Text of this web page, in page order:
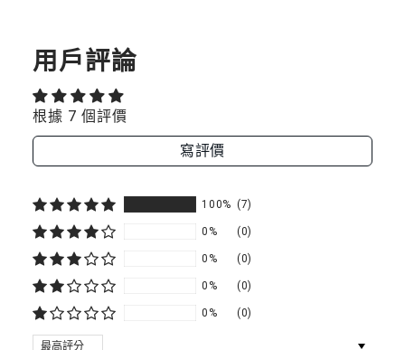
用戶評論
根據 7 個評價
寫評價
100% (7)
0% (0)
0% (0)
0% (0)
0% (0)
SORT BY